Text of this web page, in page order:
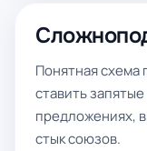
Понятная схема
ставить
предложениях,
стык союзов.